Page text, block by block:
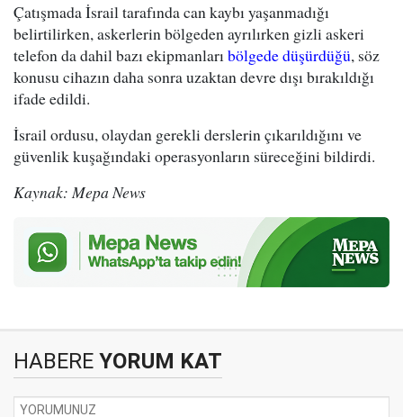
Çatışmada İsrail tarafında can kaybı yaşanmadığı
belirtilirken, askerlerin bölgeden ayrılırken gizli askeri
telefon da dahil bazı ekipmanlarıbölgede düşürdüğü, söz
konusu cihazın daha sonra uzaktan devre dışı bırakıldığı
ifade edildi.
İsrail ordusu, olaydan gerekli derslerin çıkarıldığını ve
güvenlik kuşağındaki operasyonların süreceğini bildirdi.
Kaynak: Mepa News
HABERE YORUM KAT